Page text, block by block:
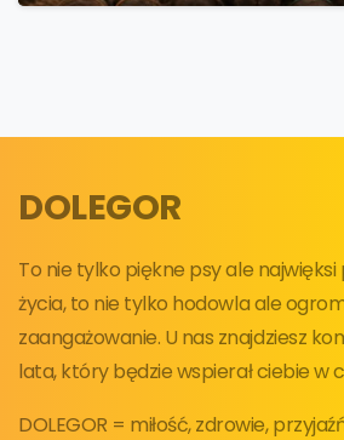
DOLEGOR
To nie tylko piękne psy ale
życia, to nie tylko hodowla ale
zaangażowanie. U nas znajdziesz
lata, który będzie wspierał ciebie w
DOLEGOR = miłość, zdrowie,